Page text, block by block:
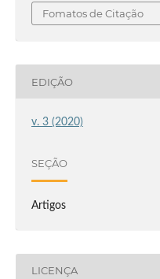
Fomatos de Citação
EDIÇÃO
v. 3 (2020)
SEÇÃO
Artigos
LICENÇA